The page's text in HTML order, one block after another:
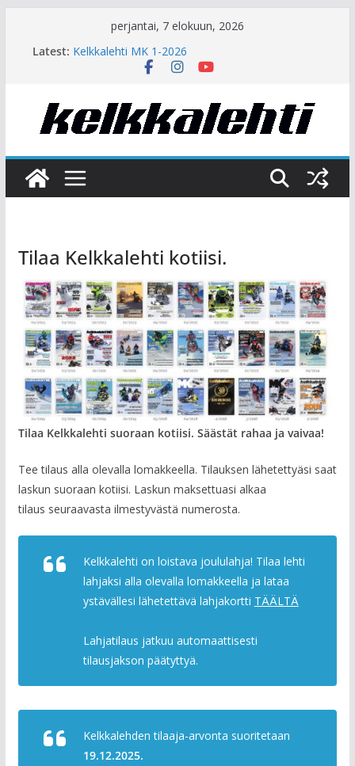
perjantai, 7 elokuun, 2026
Latest: Kelkkalehti MK 1-2026
Arctic Cat 2027
Ski-Doo 2027 – 600 RR ja päivitystä kautta linjan
Tilaa Kelkkalehti kotiisi.
Tilaa Kelkkalehti suoraan kotiisi. Säästät rahaa ja vaivaa!
Tee tilaus alla olevalla lomakkeella. Tilauksen lähetettyäsi saat
laskun suoraan kotiisi. Laskun maksettuasi alkaa
tilaus seuraavasta ilmestyvästä numerosta.
Kelkkalehti on loistava joululahja! Tilaa lehti
lahjaksi alla olevalla lomakkeella ja lataa
ystävällesi lähetettävä lahjakortti TÄÄLTÄ
Lahjatilaus jatkuu automaattisesti
tilausjakson päätyttyä.
Kelkkalehden tilaaja-arvonta suoritetaan
19.12.2025.